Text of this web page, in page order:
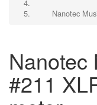
Nanotec
Nanotec
#211